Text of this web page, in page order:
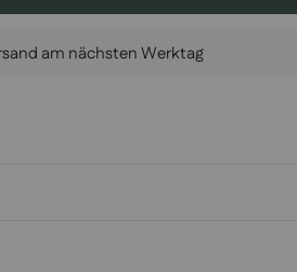
am nächsten Werktag